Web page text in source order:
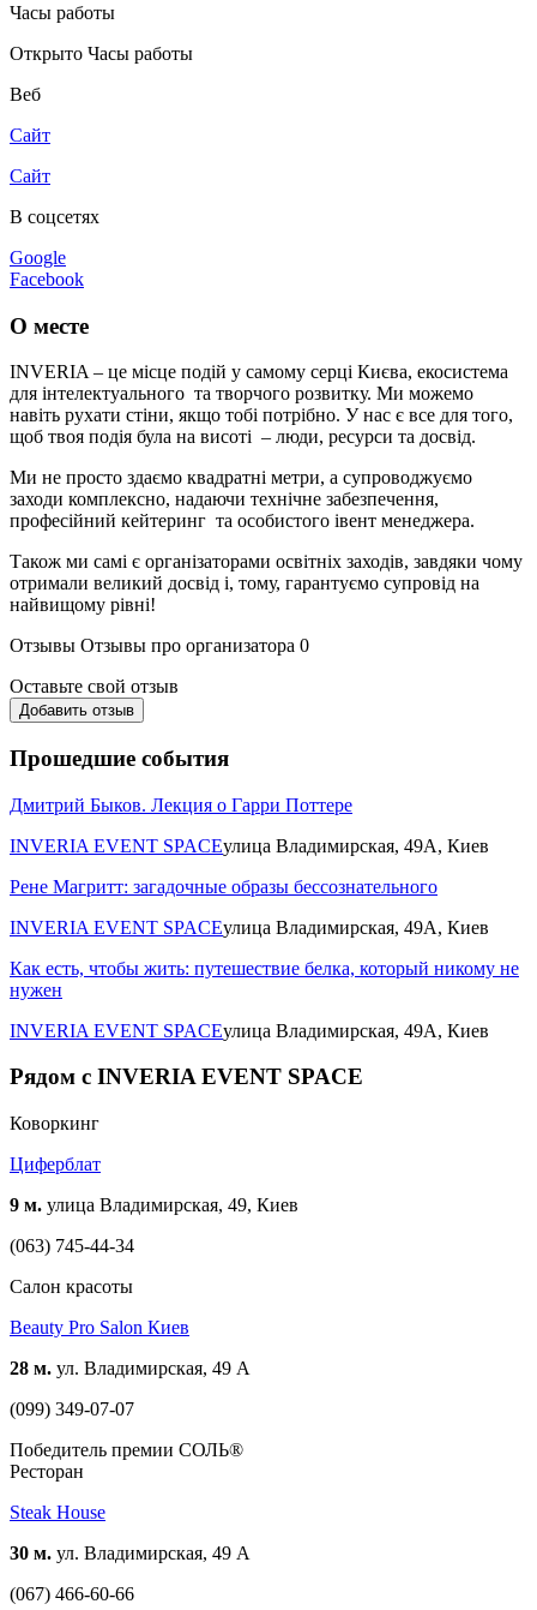
Часы работы
Открыто Часы работы
Веб
Сайт
Сайт
В соцсетях
Google
Facebook
О месте
INVERIA – це місце подій у самому серці Києва, екосистема
для інтелектуального та творчого розвитку. Ми можемо
навіть рухати стіни, якщо тобі потрібно. У нас є все для того,
щоб твоя подія була на висоті – люди, ресурси та досвід.
Ми не просто здаємо квадратні метри, а супроводжуємо
заходи комплексно, надаючи технічне забезпечення,
професійний кейтеринг та особистого івент менеджера.
Також ми самі є організаторами освітніх заходів, завдяки чому
отримали великий досвід і, тому, гарантуємо супровід на
найвищому рівні!
Отзывы Отзывы про организатора 0
Оставьте свой отзыв
Добавить отзыв
Прошедшие события
Дмитрий Быков. Лекция о Гарри Поттере
INVERIA EVENT SPACEулица Владимирская, 49А, Киев
Рене Магритт: загадочные образы бессознательного
INVERIA EVENT SPACEулица Владимирская, 49А, Киев
Как есть, чтобы жить: путешествие белка, который никому не
нужен
INVERIA EVENT SPACEулица Владимирская, 49А, Киев
Рядом с INVERIA EVENT SPACE
Коворкинг
Циферблат
9 м. улица Владимирская, 49, Киев
(063) 745-44-34
Салон красоты
Beauty Pro Salon Киев
28 м. ул. Владимирская, 49 А
(099) 349-07-07
Победитель премии СОЛЬ®
Ресторан
Steak House
30 м. ул. Владимирская, 49 А
(067) 466-60-66